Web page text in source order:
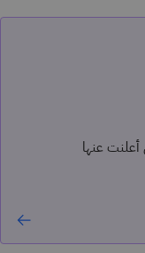
أعلنت عنها